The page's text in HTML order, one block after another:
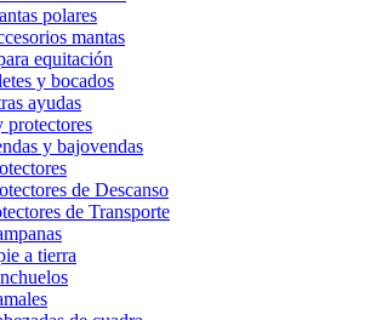
polares
mantas
equitación
y bocados
ayudas
protectores
y bajovendas
de Descanso
de Transporte
a tierra